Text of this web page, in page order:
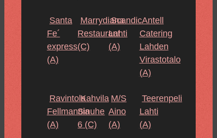
Santa
Fe´
express
(A)
Marrydiana
Restaurant
(C)
Scandic
Lahti
(A)
Antell
Catering
Lahden
Virastotalo
(A)
Ravintola
Fellmannia
(A)
Kahvila
Sinuhe
6 (C)
M/S
Aino
(A)
Teerenpeli
Lahti
(A)